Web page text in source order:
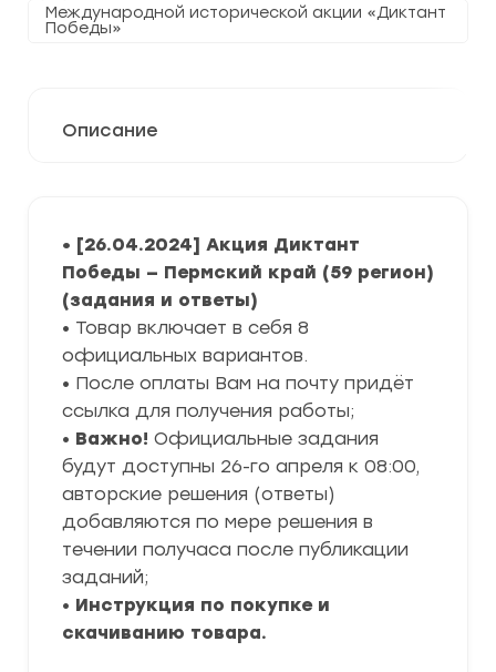
Международной исторической акции «Диктант
Победы»
Описание
• [26.04.2024] Акция Диктант
Победы — Пермский край (59 регион)
(задания и ответы)
• Товар включает в себя 8
официальных вариантов.
• После оплаты Вам на почту придёт
ссылка для получения работы;
• Важно! Официальные задания
будут доступны 26-го апреля к 08:00,
авторские решения (ответы)
добавляются по мере решения в
течении получаса после публикации
заданий;
• Инструкция по покупке и
скачиванию товара.